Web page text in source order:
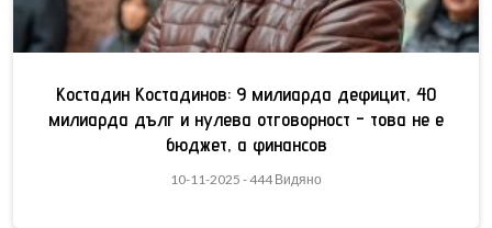
Костадин Костадинов: 9 милиарда дефицит, 40
милиарда дълг и нулева отговорност - това не е
бюджет, а финансов
10-11-2025 - 444 Видяно